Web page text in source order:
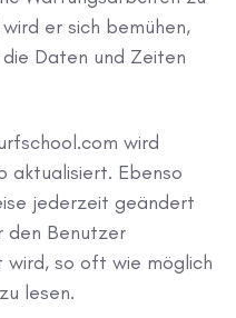
er sich bemühen,
Daten und Zeiten
wird
aktualisiert. Ebenso
jederzeit geändert
den Benutzer
so oft wie möglich
lesen.